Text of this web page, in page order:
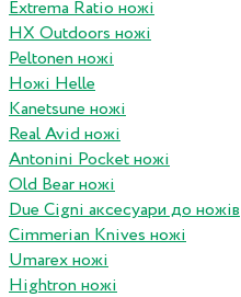
Extrema Ratio ножі
HX Outdoors ножі
Peltonen ножі
Ножі Helle
Kanetsune ножі
Real Avid ножі
Antonini Pocket ножі
Old Bear ножі
Due Cigni аксесуари до ножів
Cimmerian Knives ножі
Umarex ножі
Hightron ножі